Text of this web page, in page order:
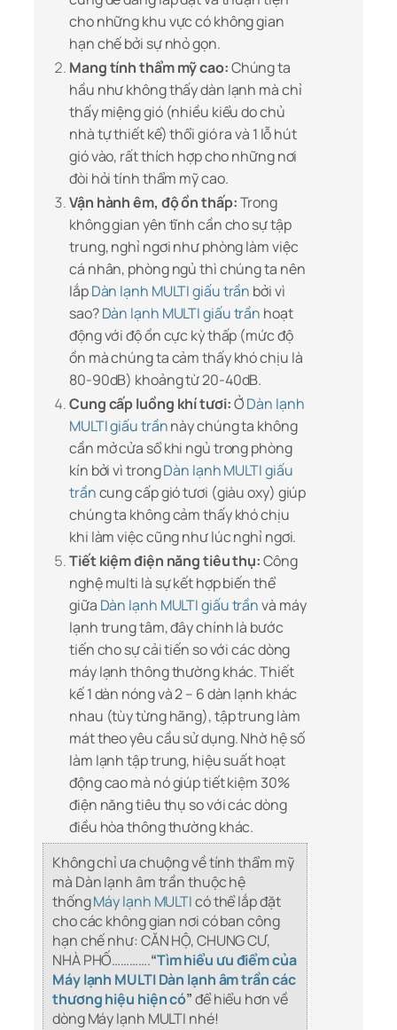
cho những khu vực có không gian
hạn chế bởi sự nhỏ gọn.
Mang tính thẩm mỹ cao:Chúng ta
hầu như không thấy dàn lạnh mà chỉ
thấy miệng gió (nhiều kiểu do chủ
nhà tự thiết kế) thổi gió ra và 1 lỗ hút
gió vào, rất thích hợp cho những nơi
đòi hỏi tính thẩm mỹ cao.
Vận hành êm, độ ồn thấp:Trong
không gian yên tĩnh cần cho sự tập
trung, nghỉ ngơi như phòng làm việc
cá nhân, phòng ngủ thì chúng ta nên
lắpDàn lạnh MULTI giấu trần bởi vì
sao?Dàn lạnh MULTI giấu trần hoạt
động với độ ồn cực kỳ thấp (mức độ
ồn mà chúng ta cảm thấy khó chịu là
80-90dB) khoảng từ 20-40dB.
Cung cấp luồng khí tươi:ỞDàn lạnh
MULTI giấu trầnnày chúng ta không
cần mở cửa sổ khi ngủ trong phòng
kín bởi vì trongDàn lạnh MULTI giấu
trầncung cấp gió tươi (giàu oxy) giúp
chúng ta không cảm thấy khó chịu
khi làm việc cũng như lúc nghỉ ngơi.
Tiết kiệm điện năng tiêu thụ:Công
nghệ multi là sự kết hợp biến thể
giữa Dàn lạnh MULTI giấu trầnvà máy
lạnh trung tâm, đây chính là bước
tiến cho sự cải tiến so với các dòng
máy lạnh thông thường khác. Thiết
kế 1 dàn nóng và 2 – 6 dàn lạnh khác
nhau (tùy từng hãng), tập trung làm
mát theo yêu cầu sử dụng. Nhờ hệ số
làm lạnh tập trung, hiệu suất hoạt
động cao mà nó giúp tiết kiệm 30%
điện năng tiêu thụ so với các dòng
điều hòa thông thường khác.
Không chỉ ưa chuộng về tính thẩm mỹ
mà Dàn lạnh âm trần thuộc hệ
thốngMáy lạnh MULTIcó thể lắp đặt
cho các không gian nơi có ban công
hạn chế như: CĂN HỘ, CHUNG CƯ,
NHÀ PHỐ………….“Tìm hiểu ưu điểm của
Máy lạnh MULTI Dàn lạnh âm trần các
thương hiệu hiện có”để hiểu hơn về
dòng Máy lạnh MULTI nhé!